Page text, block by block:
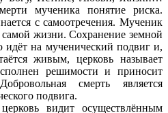
мученика понятие риска.
с самоотречения. Мученик
самой жизни. Сохранение земной
на мученический подвиг и,
живым, церковь называет
решимости и приносит
смерть является
подвига.
видит осуществлённым